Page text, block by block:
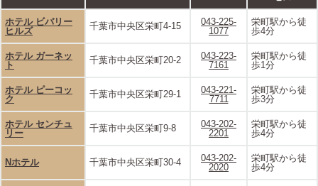
ホテル ビバリー
ヒルズ
千葉市中央区栄町4-15
043-225-
1077
栄町駅から徒
歩4分
ホテル ガーネッ
ト
千葉市中央区栄町20-2
043-223-
7161
栄町駅から徒
歩1分
ホテル ピーコッ
ク
千葉市中央区栄町29-1
043-221-
7711
栄町駅から徒
歩3分
ホテル センチュ
リー
千葉市中央区栄町9-8
043-202-
2201
栄町駅から徒
歩4分
Nホテル 千葉市中央区栄町30-4
043-202-
2020
栄町駅から徒
歩4分